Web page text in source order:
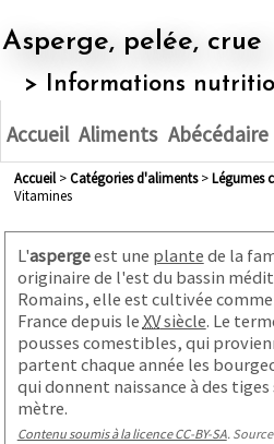
Asperge, pelée, crue
> Informations
Accueil Aliments Abécédaire
Accueil> Catégories d'aliments> légumes
Vitamines
L'aspergeest une plante de la
originaire de l'est du bassin
Romains, elle est cultivée comme
France depuis le XVsiècle. Le
pousses comestibles, qui
partent chaque année les
qui donnent naissance à des
mètre.
Contenu soumis à la licence CC-BY-SA.